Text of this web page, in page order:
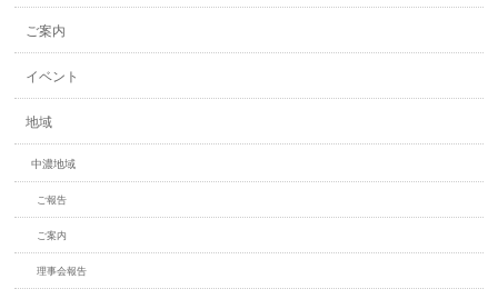
ご案内
イベント
地域
中濃地域
ご報告
ご案内
理事会報告